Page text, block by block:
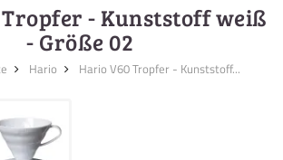
- Kunststoff weiß
- Größe 02
Hario Hario V60 Tropfer - Kunststoff...